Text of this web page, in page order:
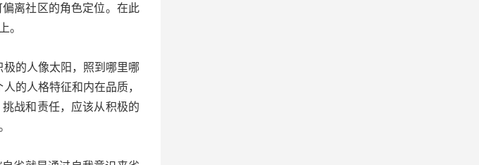
离社区的角色定位。在此
。
的人像太阳，照到哪里哪
的人格特征和内在品质，
战和责任，应该从积极的